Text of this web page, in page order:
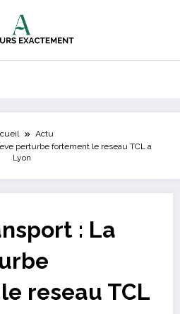
Actu
perturbe fortement le reseau TCL a
Lyon
: La
reseau TCL